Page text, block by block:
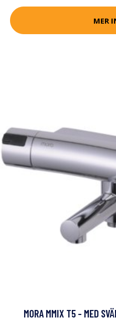
MER
MORA MMIX T5 - MED